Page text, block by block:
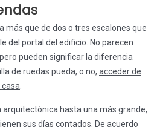
más que de dos o tres escalones que
del portal del edificio. No parecen
pueden significar la diferencia
de ruedas pueda, o no, acceder de
arquitectónica hasta una más grande,
sus días contados. De acuerdo